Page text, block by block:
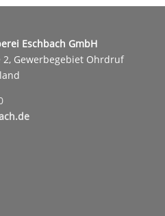
Eschbach GmbH
Gewerbegebiet Ohrdruf